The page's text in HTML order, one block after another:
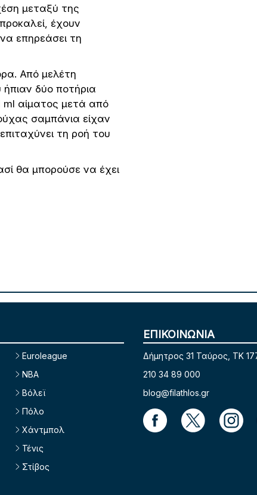
μεταξύ της
έχουν
επηρεάσει τη
Από μελέτη
δύο ποτήρια
αίματος μετά από
σαμπάνια είχαν
τη ροή του
θα μπορούσε να έχει
Euroleague
NBA
Βόλεϊ
Πόλο
Χάντμπολ
Τένις
Στίβος
ΕΠΙΚΟΙΝΩΝΙΑ
Δήμητρος 31 Ταύρος, TK
210 34 89 000
blog@filathlos.gr